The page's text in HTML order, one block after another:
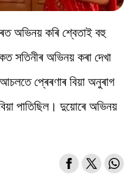
অভিনয় কৰি শ্বেতাই বহু
সতিনীৰ অভিনয় কৰা দেখা
প্ৰেৰণাৰ বিয়া অনুৰাগ
পাতিছিল। দুয়োৰে অভিনয়